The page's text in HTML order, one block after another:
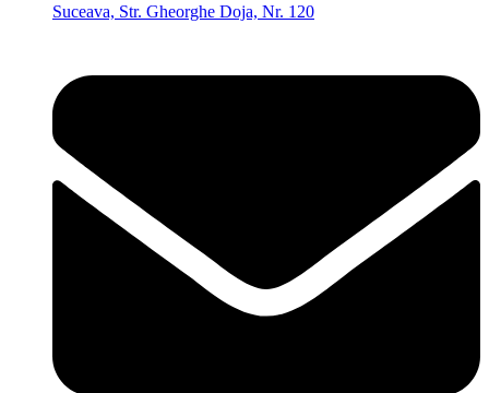
Suceava, Str. Gheorghe Doja, Nr. 120